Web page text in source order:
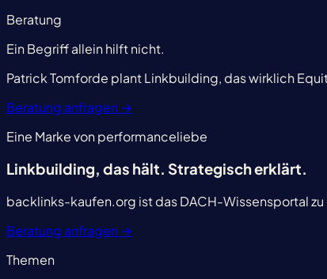
Beratung
Ein Begriff allein hilft nicht.
Patrick Tomforde plant Linkbuilding, das wirklich
Beratung anfragen →
Eine Marke von performanceliebe
Linkbuilding, das hält. Strategisch erklärt.
backlinks-kaufen.org ist das DACH-Wissensportal
Beratung anfragen →
Themen